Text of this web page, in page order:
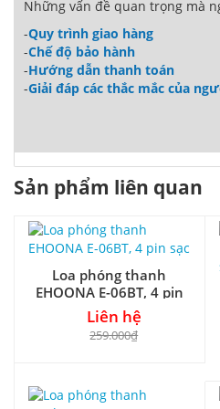
Những vấn đề quan trọng mà
-Quy trình giao hàng
-Chế độ bảo hành
-Hướng dẫn thanh toán
-Giải đáp các thắc mắc của
Sản phẩm liên quan
Loa phóng thanh
EHOONA E-06BT, 4 pin
sạc
Liên hệ
259.000₫